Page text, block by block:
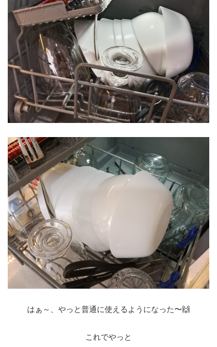
はぁ～、やっと普通に使えるようになった〜🙌
これでやっと